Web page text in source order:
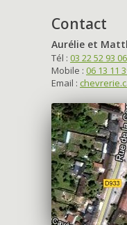
Contact
Aurélie et
Tél : 03 22 52 93 06
Mobile : 06 13 11
Email :